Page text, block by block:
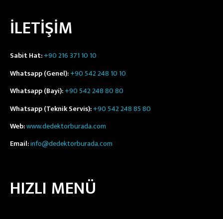
İLETİŞİM
Sabit Hat:+90 216 371 10 10
Whatsapp (Genel):+90 542 248 10 10
Whatsapp (Bayi):+90 542 248 80 80
Whatsapp (Teknik Servis):+90 542 248 85 80
Web:www.dedektorburada.com
Email:info@dedektorburada.com
HIZLI MENÜ